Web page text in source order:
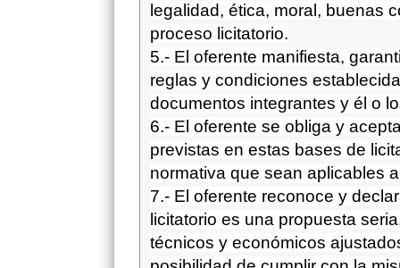
legalidad, ética, moral, buenas
proceso licitatorio.
5.- El oferente manifiesta,
reglas y condiciones
documentos integrantes y él o
6.- El oferente se obliga y
previstas en estas bases de
normativa que sean aplicables
7.- El oferente reconoce y
licitatorio es una propuesta
técnicos y económicos